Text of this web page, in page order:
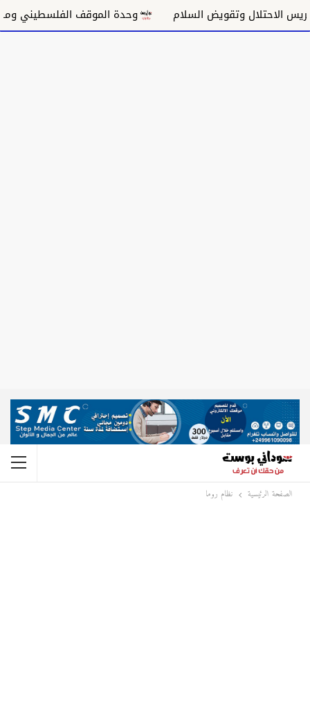
الاحتلال وتقويض السلام وحدة الموقف الفلسطيني
الصفحة الرئيسية نظام روما